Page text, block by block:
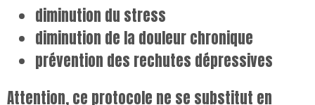
diminution du stress
diminution de la douleur chronique
prévention des rechutes dépressives
Attention, ce protocole ne se substitut en